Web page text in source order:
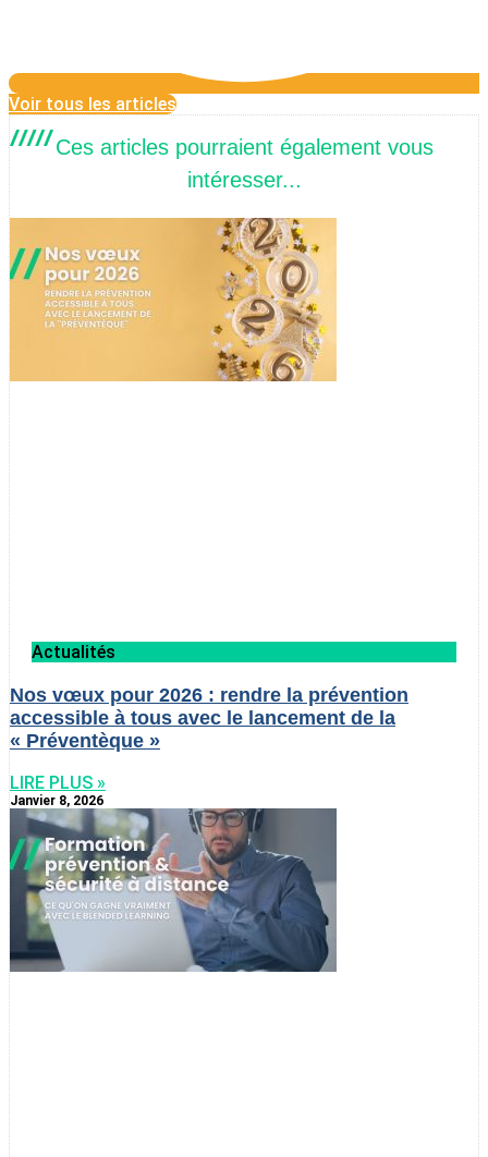
Voir tous les articles
Ces articles pourraient également vous
intéresser...
Actualités
Nos vœux pour 2026 : rendre la prévention
accessible à tous avec le lancement de la
« Préventèque »
LIRE PLUS »
Janvier 8, 2026